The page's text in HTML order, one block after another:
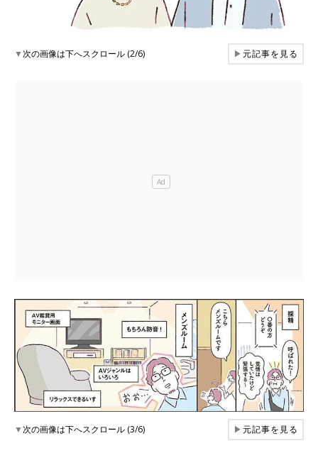
▼次の画像は下へスクロール (2/6) ▶元記事を見る
▼次の画像は下へスクロール (3/6) ▶元記事を見る